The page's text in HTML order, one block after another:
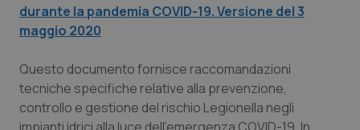
Marche
Molise
Piemonte
Donna & Salute
Epatiti
HIV
durante la pandemia COVID-19. Versione del 3
maggio 2020
Questo documento fornisce raccomandazioni
tecniche specifiche relative alla prevenzione,
controllo e gestione del rischio Legionella negli